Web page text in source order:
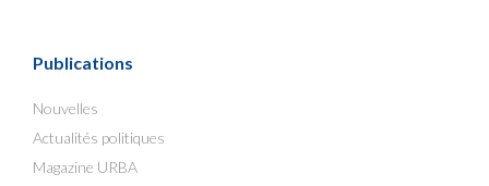
Publications
Nouvelles
Actualités politiques
Magazine URBA